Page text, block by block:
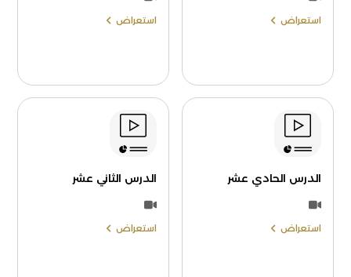
استعراض استعراض
الدرس الحادي عشر
استعراض
الدرس الثاني عشر
استعراض